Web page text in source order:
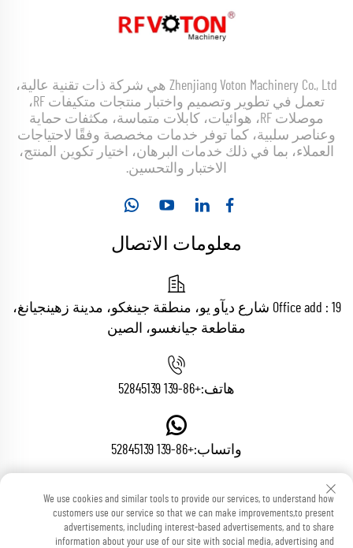
Zhenjiang Voton Machinery Co., Ltd هي شركة ذات تقنية عالية،
تعمل في تطوير وتصميم واختبار منتجات متكيفات RF،
موصلات RF، هوائيات، كابلات متماسة، مكثفات حماية
وعناصر سلبية، كما توفر خدمات مخصصة وفقًا لاحتياجات
العملاء، بما في ذلك خدمات البرهان، اختيار تكوين المنتج،
الاختبار والتحسين.
معلومات الاتصال
Office add : 19 شارع ديآو يو، منطقة جينغكو، مدينة زهينجيانغ،
مقاطعة جيانغسو، الصين
هاتف:+86-139 52845139
واتساب:+86-139 52845139
البريد الإلكتروني:[email protected]
We use cookies and similar tools to provide our services, to understand how
customers use our service so that we can make improvements,to present
advertisements, including interest-based advertisements, and to share
information about your use of our site with social media, advertising and